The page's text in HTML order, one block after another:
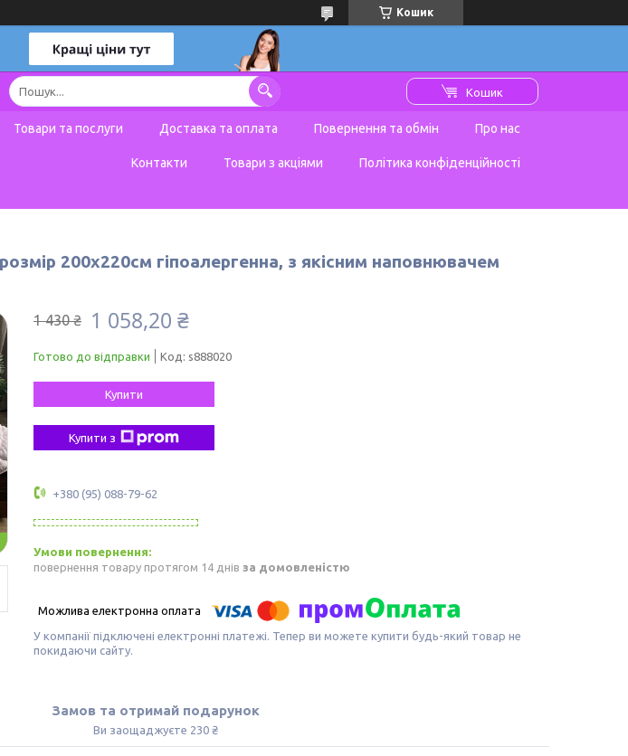
Кошик
Кошик
Товари та послуги Доставка та оплата Повернення та обмін Про нас
Контакти Товари з акціями Політика конфіденційності
200х220см гіпоалергенна, з якісним наповнювачем
1 430 ₴ 1 058,20 ₴
Готово до відправки Код: s888020
Купити
Купити з
+380 (95) 088-79-62
повернення товару протягом 14 днів за домовленістю
У компанії підключені електронні платежі. Тепер ви можете купити будь-який товар не
покидаючи сайту.
Замов та отримай подарунок
Ви заощаджуєте 230 ₴